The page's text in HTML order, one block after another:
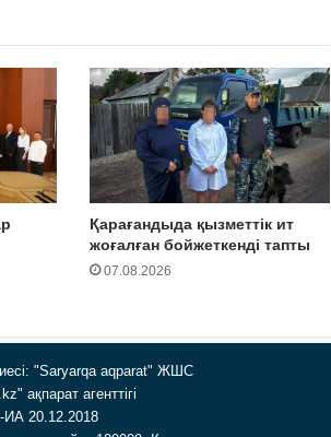
Қарағандыда қызметтік ит
жоғалған бойжеткенді тапты
07.08.2026
"Saryarqa aqparat" ЖШС
ақпарат агенттігі
20.12.2018